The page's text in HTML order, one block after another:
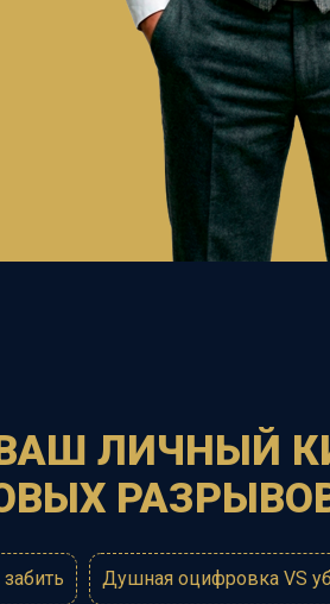
ЛИЧНЫЙ
Душная оцифровка VS